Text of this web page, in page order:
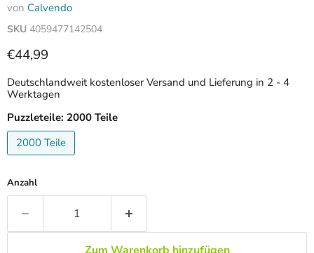
von Calvendo
SKU 4059477142504
Aktueller Preis
€44,99
Deutschlandweit kostenloser Versand und Lieferung in 2 - 4
Werktagen
Puzzleteile: 2000 Teile
2000 Teile
Anzahl